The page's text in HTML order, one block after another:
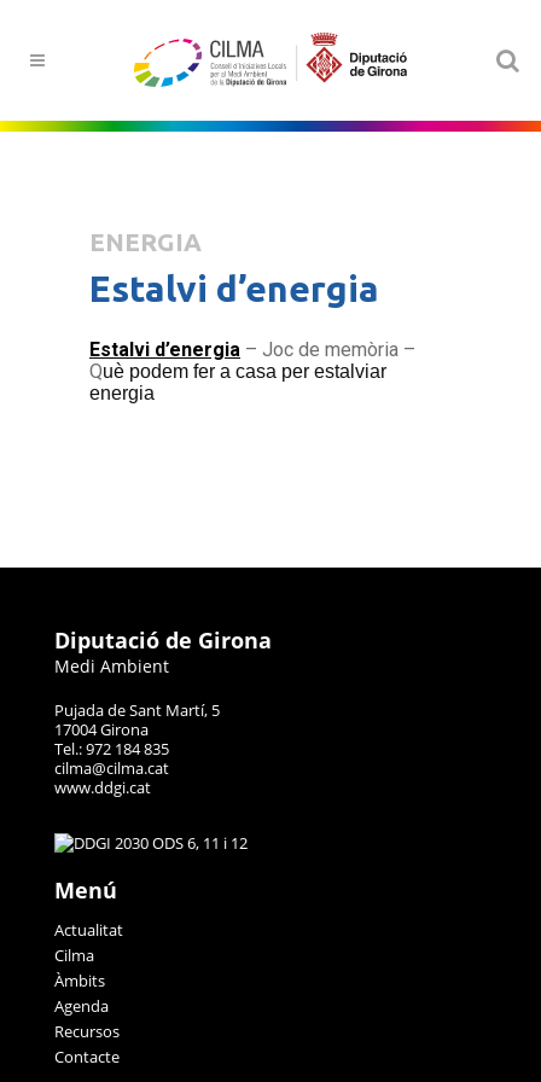
ENERGIA
Estalvi d’energia
Estalvi d’energia – Joc de memòria –
Què podem fer a casa per estalviar
energia
Diputació de Girona
Medi Ambient
Pujada de Sant Martí, 5
17004 Girona
Tel.: 972 184 835
cilma@cilma.cat
www.ddgi.cat
Menú
Actualitat
Cilma
Àmbits
Agenda
Recursos
Contacte